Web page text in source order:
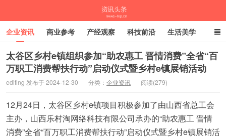
资讯头条
企业资讯 商业参考 产经观察 科技前沿 生活美学
时尚潮流 母婴亲子 专栏
太谷区乡村e镇组织参加“助农惠工 晋情消费”全省“百
万职工消费帮扶行动”启动仪式暨乡村e镇展销活动
editing 发布于 2024-12-30 分类： 企业资讯 阅读(279)
12月24日，太谷区乡村e镇项目积极参加了由山西省总工会
主办，山西乐村淘网络科技有限公司承办的“助农惠工 晋情
消费”全省“百万职工消费帮扶行动”启动仪式暨乡村e镇展销活